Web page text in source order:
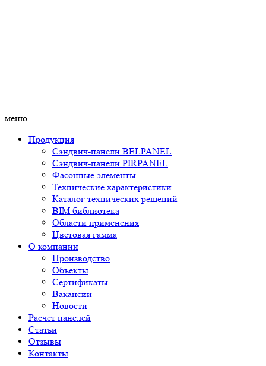
меню
Продукция
Сэндвич-панели BELPANEL
Сэндвич-панели PIRPANEL
Фасонные элементы
Технические характеристики
Каталог технических решений
BIM библиотека
Области применения
Цветовая гамма
О компании
Производство
Объекты
Сертификаты
Вакансии
Новости
Расчет панелей
Статьи
Отзывы
Контакты